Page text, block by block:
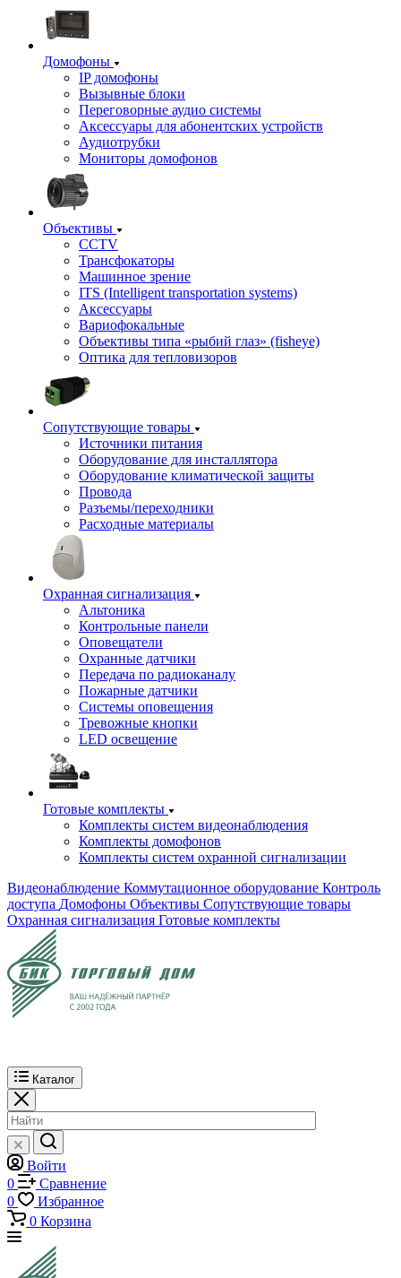
Домофоны
IP домофоны
Вызывные блоки
Переговорные аудио системы
Аксессуары для абонентских устройств
Аудиотрубки
Мониторы домофонов
Объективы
CCTV
Трансфокаторы
Машинное зрение
ITS (Intelligent transportation systems)
Аксессуары
Вариофокальные
Объективы типа «рыбий глаз» (fisheye)
Оптика для тепловизоров
Сопутствующие товары
Источники питания
Оборудование для инсталлятора
Оборудование климатической защиты
Провода
Разъемы/переходники
Расходные материалы
Охранная сигнализация
Альтоника
Контрольные панели
Оповещатели
Охранные датчики
Передача по радиоканалу
Пожарные датчики
Системы оповещения
Тревожные кнопки
LED освещение
Готовые комплекты
Комплекты систем видеонаблюдения
Комплекты домофонов
Комплекты систем охранной сигнализации
Видеонаблюдение Коммутационное оборудование Контроль
доступа Домофоны Объективы Сопутствующие товары
Охранная сигнализация Готовые комплекты
Каталог
Войти
0
Сравнение
0
Избранное
0 Корзина